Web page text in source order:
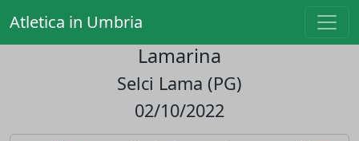
Atletica in Umbria
Lamarina
Selci Lama (PG)
02/10/2022